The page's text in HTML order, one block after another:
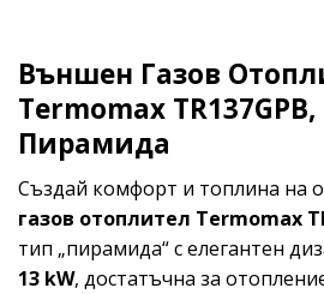
Външен Газов
Termomax TR137GPB,
Пирамида
Създай комфорт и топлина на
газов отоплител Termomax
тип „пирамида“ с елегантен
13 kW, достатъчна за